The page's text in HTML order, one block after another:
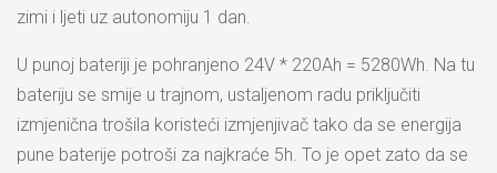
zimi i ljeti uz autonomiju 1 dan.
U punoj bateriji je pohranjeno 24V * 220Ah = 5280Wh. Na tu
bateriju se smije u trajnom, ustaljenom radu priključiti
izmjenična trošila koristeći izmjenjivač tako da se energija
pune baterije potroši za najkraće 5h. To je opet zato da se